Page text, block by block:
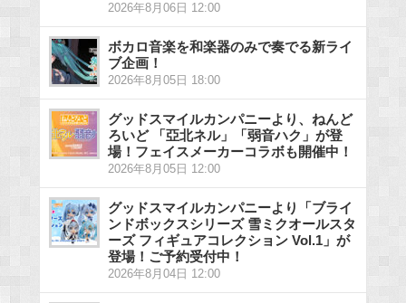
2026年8月06日 12:00
ボカロ音楽を和楽器のみで奏でる新ライ
ブ企画！
2026年8月05日 18:00
グッドスマイルカンパニーより、ねんど
ろいど 「亞北ネル」「弱音ハク」が登
場！フェイスメーカーコラボも開催中！
2026年8月05日 12:00
グッドスマイルカンパニーより「ブライ
ンドボックスシリーズ 雪ミクオールスタ
ーズ フィギュアコレクション Vol.1」が
登場！ご予約受付中！
2026年8月04日 12:00